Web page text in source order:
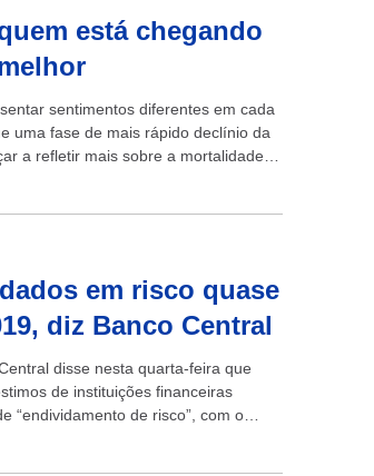
está chegando
sentimentos diferentes em cada
uma fase de mais rápido declínio da
a refletir mais sobre a mortalidade.
em risco quase
diz Banco Central
disse nesta quarta-feira que
de instituições financeiras
“endividamento de risco”, com o